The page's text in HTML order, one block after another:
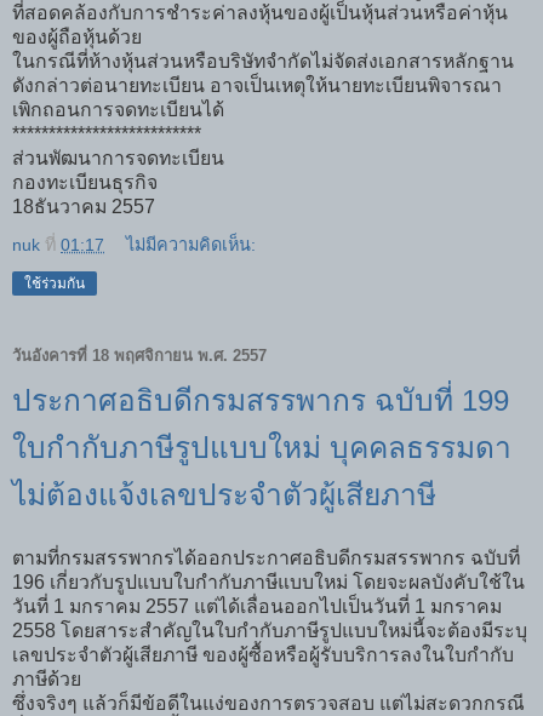
ที่สอดคล้องกับการชำระค่าลงหุ้นของผู้เป็นหุ้นส่วนหรือค่าหุ้น
ของผู้ถือหุ้นด้วย
ในกรณีที่ห้างหุ้นส่วนหรือบริษัทจำกัดไม่จัดส่งเอกสารหลักฐาน
ดังกล่าวต่อนายทะเบียน อาจเป็นเหตุให้นายทะเบียนพิจารณา
เพิกถอนการจดทะเบียนได้
**************************
ส่วนพัฒนาการจดทะเบียน
กองทะเบียนธุรกิจ
18ธันวาคม 2557
nuk ที่ 01:17 ไม่มีความคิดเห็น:
ใช้ร่วมกัน
วันอังคารที่ 18 พฤศจิกายน พ.ศ. 2557
ประกาศอธิบดีกรมสรรพากร ฉบับที่ 199
ใบกำกับภาษีรูปแบบใหม่ บุคคลธรรมดา
ไม่ต้องแจ้งเลขประจำตัวผู้เสียภาษี
ตามที่กรมสรรพากรได้ออกประกาศอธิบดีกรมสรรพากร ฉบับที่
196 เกี่ยวกับรูปแบบใบกำกับภาษีแบบใหม่ โดยจะผลบังคับใช้ใน
วันที่ 1 มกราคม 2557 แต่ได้เลื่อนออกไปเป็นวันที่ 1 มกราคม
2558 โดยสาระสำคัญในใบกำกับภาษีรูปแบบใหม่นี้จะต้องมีระบุ
เลขประจำตัวผู้เสียภาษี ของผู้ซื้อหรือผู้รับบริการลงในใบกำกับ
ภาษีด้วย
ซึ่งจริงๆ แล้วก็มีข้อดีในแง่ของการตรวจสอบ แต่ไม่สะดวกกรณี